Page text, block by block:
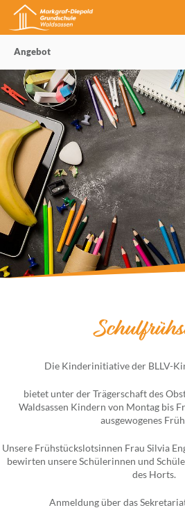
Angebot
Die Kinderinitiative der BLLV-
bietet unter der Trägerschaft des
Waldsassen Kindern von Montag bis
ausgewogenes
Unsere Frühstückslotsinnen Frau Silvia
bewirten unsere Schülerinnen und
des Horts.
Anmeldung über das